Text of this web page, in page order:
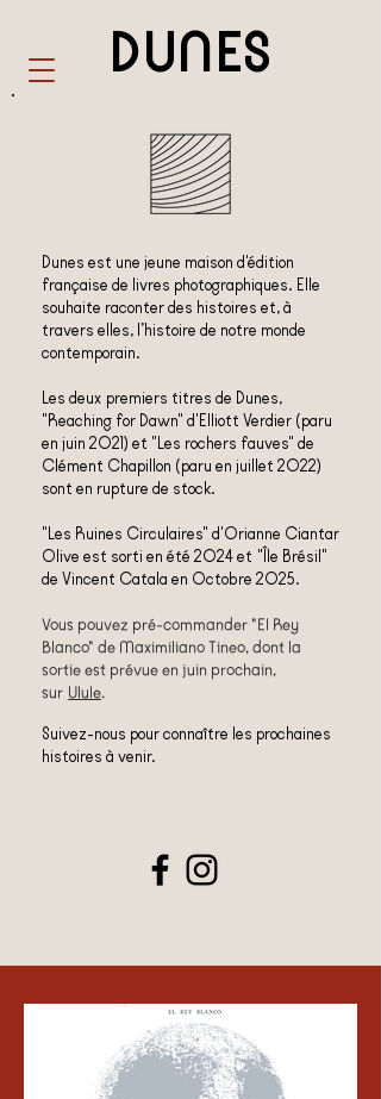
DUNES
Dunes est une jeune maison d'édition
française de livres photographiques. Elle
souhaite raconter des histoires et, à
travers elles, l’histoire de notre monde
contemporain.
Les deux premiers titres de Dunes,
"Reaching for Dawn" d'Elliott Verdier (paru
en juin 2021) et "Les rochers fauves" de
Clément Chapillon (paru en juillet 2022)
sont en rupture de stock.
"Les Ruines Circulaires" d'Orianne Ciantar
Olive est sorti en été 2024 et "Île Brésil"
de Vincent Catala en Octobre 2025.
Vous pouvez pré-commander "El Rey
Blanco" de Maximiliano Tineo, dont la
sortie est prévue en juin prochain,
sur Ulule.
Suivez-nous pour connaître les prochaines
histoires à venir.